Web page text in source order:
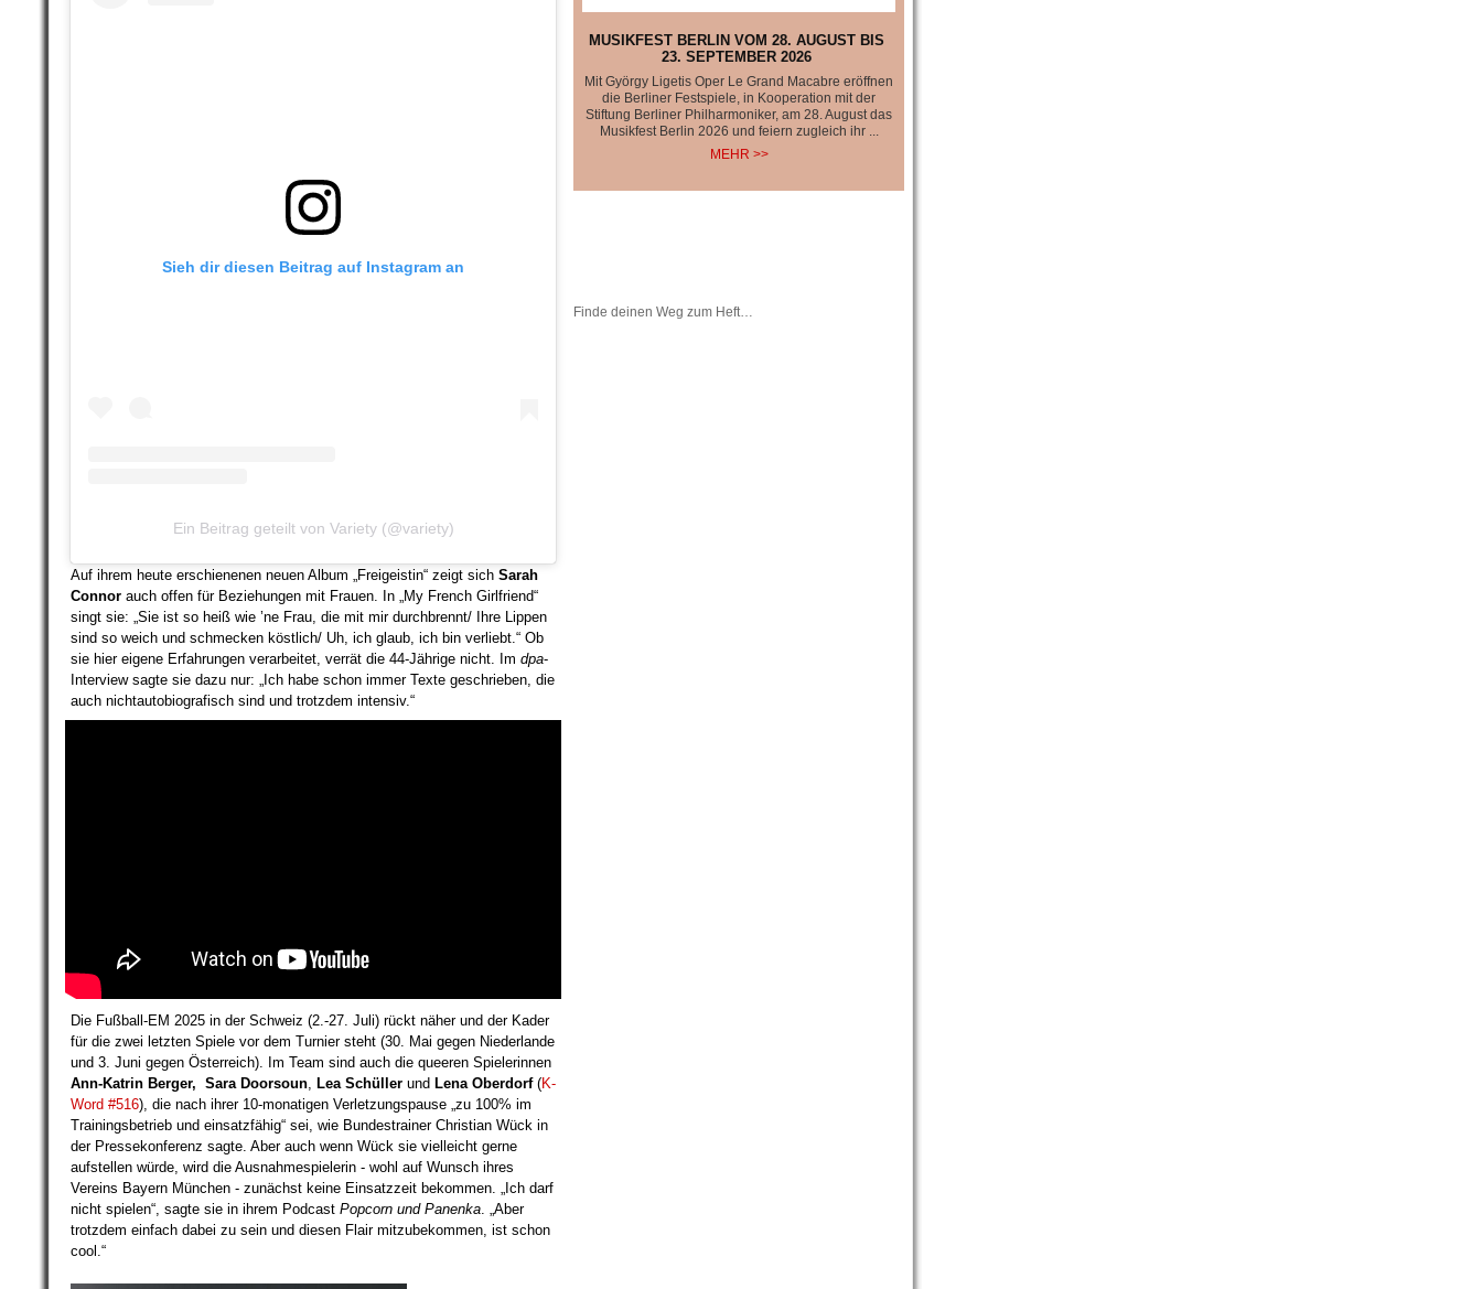
Sieh dir diesen Beitrag auf Instagram an
Ein Beitrag geteilt von Variety (@variety)
Auf ihrem heute erschienenen neuen Album „Freigeistin“ zeigt sich Sarah
Connor auch offen für Beziehungen mit Frauen. In „My French Girlfriend“
singt sie: „Sie ist so heiß wie ’ne Frau, die mit mir durchbrennt/ Ihre Lippen
sind so weich und schmecken köstlich/ Uh, ich glaub, ich bin verliebt.“ Ob
sie hier eigene Erfahrungen verarbeitet, verrät die 44-Jährige nicht. Im dpa-
Interview sagte sie dazu nur: „Ich habe schon immer Texte geschrieben, die
auch nichtautobiografisch sind und trotzdem intensiv.“
Die Fußball-EM 2025 in der Schweiz (2.-27. Juli) rückt näher und der Kader
für die zwei letzten Spiele vor dem Turnier steht (30. Mai gegen Niederlande
und 3. Juni gegen Österreich). Im Team sind auch die queeren Spielerinnen
Ann-Katrin Berger, Sara Doorsoun Lea Schüller und Lena Oberdorf(K-
Word #516), die nach ihrer 10-monatigen Verletzungspause „zu 100% im
Trainingsbetrieb und einsatzfähig“ sei, wie Bundestrainer Christian Wück in
der Pressekonferenz sagte. Aber auch wenn Wück sie vielleicht gerne
aufstellen würde, wird die Ausnahmespielerin - wohl auf Wunsch ihres
Vereins Bayern München - zunächst keine Einsatzzeit bekommen. „Ich darf
nicht spielen“, sagte sie in ihrem Podcast Popcorn und Panenka . „Aber
trotzdem einfach dabei zu sein und diesen Flair mitzubekommen, ist schon
cool.“
MUSIKFEST BERLIN VOM 28. AUGUST BIS
23. SEPTEMBER 2026
Mit György Ligetis Oper Le Grand Macabre eröffnen
die Berliner Festspiele, in Kooperation mit der
Stiftung Berliner Philharmoniker, am 28. August das
Musikfest Berlin 2026 und feiern zugleich ihr ...
MEHR >>
Finde deinen Weg zum Heft…